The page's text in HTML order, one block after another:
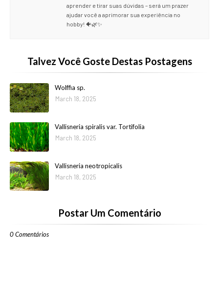
aprender e tirar suas dúvidas – será um prazer
ajudar você a aprimorar sua experiência no
hobby! 🐠🌿✨
Talvez Você Goste Destas Postagens
Wolffia sp.
March 18, 2025
Vallisneria spiralis var. Tortifolia
March 18, 2025
Vallisneria neotropicalis
March 18, 2025
Postar Um Comentário
0 Comentários